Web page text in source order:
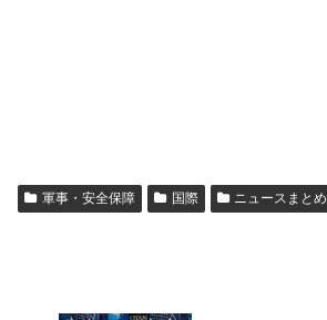
軍事・安全保障 国際 ニュースまとめ